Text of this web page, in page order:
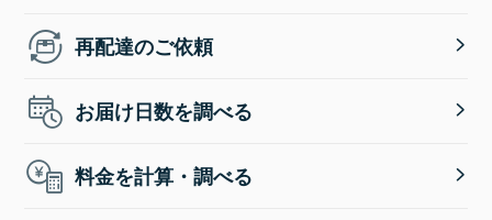
再配達のご依頼
お届け日数を調べる
料金を計算・調べる